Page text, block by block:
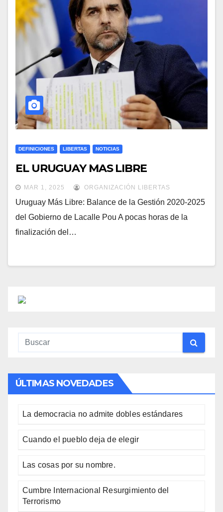
DEFINICIONES LIBERTAS NOTICIAS
EL URUGUAY MAS LIBRE
MAR 1, 2025 ORGANIZACIÓN LIBERTAS
Uruguay Más Libre: Balance de la Gestión 2020-2025
del Gobierno de Lacalle Pou A pocas horas de la
finalización del…
ÚLTIMAS NOVEDADES
La democracia no admite dobles estándares
Cuando el pueblo deja de elegir
Las cosas por su nombre.
Cumbre Internacional Resurgimiento del
Terrorismo